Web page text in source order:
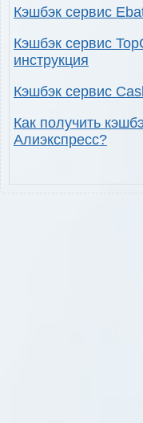
Кэшбэк сервис
Кэшбэк сервис
инструкция
Кэшбэк сервис
Как получить
Алиэкспресс?